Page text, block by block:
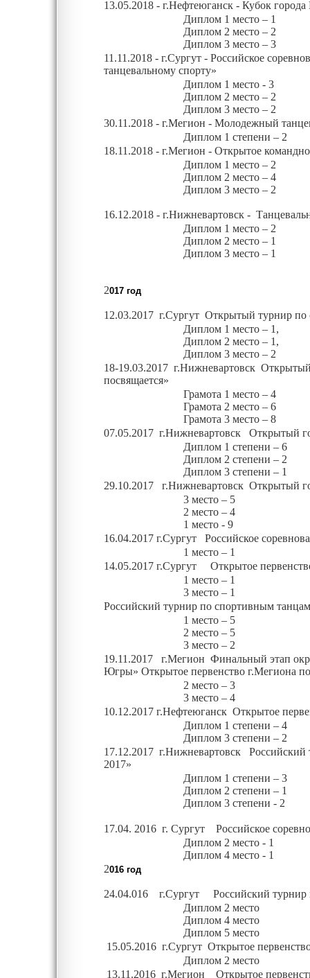
13.05.2018 - г.Нефтеюганск - Кубок
Диплом 1 место – 1
Диплом 2 место – 2
Диплом 3 место – 3
11.11.2018 - г.Сургут - Российское
танцевальному спорту»
Диплом 1 место - 3
Диплом 2 место – 2
Диплом 3 место – 2
30.11.2018 - г.Мегион - Молодежный
Диплом 1 степени – 2
18.11.2018 - г.Мегион - Открытое
Диплом 1 место – 2
Диплом 2 место – 4
Диплом 3 место – 2
16.12.2018 - г.Нижневартовск -
Диплом 1 место – 2
Диплом 2 место – 1
Диплом 3 место – 1
2017 год
12.03.2017 г.Сургут Открытый турнир
Диплом 1 место – 1,
Диплом 2 место – 1,
Диплом 3 место – 2
18-19.03.2017 г.Нижневартовск
посвящается»
Грамота 1 место – 4
Грамота 2 место – 6
Грамота 3 место – 8
07.05.2017 г.Нижневартовск Открытый
Диплом 1 степени – 6
Диплом 2 степени – 2
Диплом 3 степени – 1
29.10.2017 г.Нижневартовск Открытый
3 место – 5
2 место – 4
1 место - 9
16.04.2017 г.Сургут Российское
1 место – 1
14.05.2017 г.Сургут Открытое
1 место – 1
3 место – 1
Российский турнир по спортивным
1 место – 5
2 место – 5
3 место – 2
19.11.2017 г.Мегион Финальный этап
Югры» Открытое первенство г.Мегиона
2 место – 3
3 место – 4
10.12.2017 г.Нефтеюганск Открытое
Диплом 1 степени – 4
Диплом 3 степени – 2
17.12.2017 г.Нижневартовск Российский
2017»
Диплом 1 степени – 3
Диплом 2 степени – 1
Диплом 3 степени - 2
17.04. 2016 г. Сургут Российское
Диплом 2 место - 1
Диплом 4 место - 1
2016 год
24.04.016 г.Сургут Российский турнир
Диплом 2 место
Диплом 4 место
Диплом 5 место
15.05.2016 г.Сургут Открытое
Диплом 2 место
13.11.2016 г.Мегион Открытое